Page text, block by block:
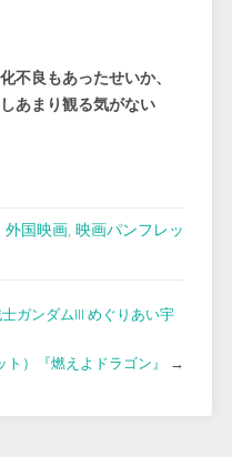
不良もあったせいか、
あまり観る気がない
外国映画, 映画パンフレッ
ガンダムIII めぐりあい宇
ト）『燃えよドラゴン』
→